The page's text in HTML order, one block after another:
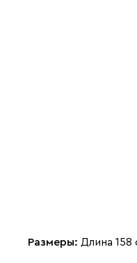
Размеры: Длина 158